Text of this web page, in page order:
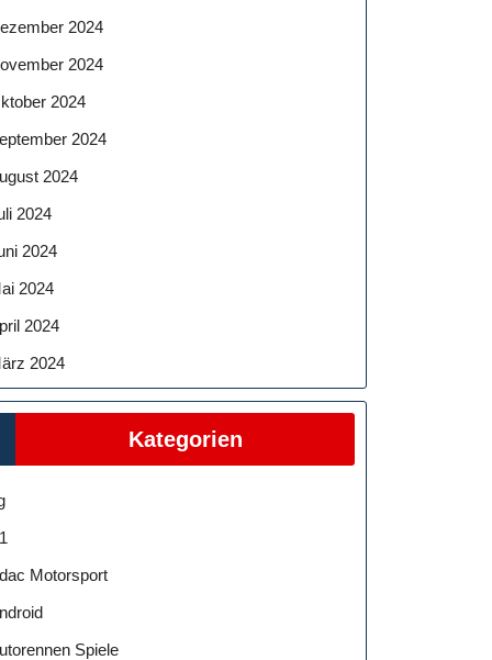
2024
2024
2024
2024
2024
2024
2024
2024
2024
2024
Kategorien
Motorsport
Spiele